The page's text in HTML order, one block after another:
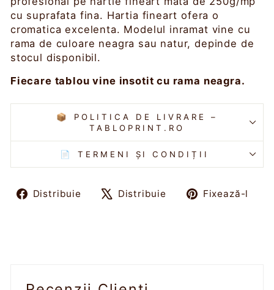
cu suprafata fina. Hartia fineart ofera o
cromatica excelenta. Modelul inramat vine cu
rama de culoare neagra sau natur, depinde de
stocul disponibil.
Fiecare tablou vine insotit cu rama neagra.
📦 POLITICA DE LIVRARE –
TABLOPRINT.RO
📄 TERMENI ȘI CONDIȚII
Distribuie
DistribuieDistribuie
TweetFixează-l